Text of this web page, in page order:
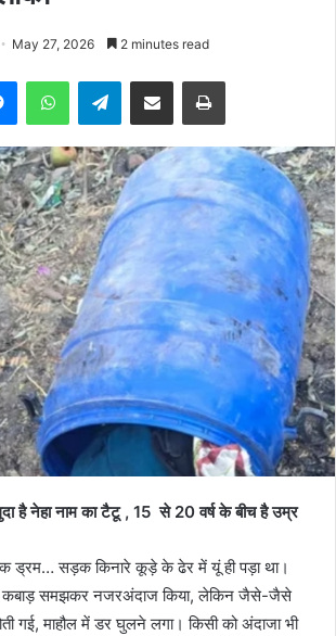
May 27, 2026 2 minutes read
MessengerWhatsAppTelegramShare via Email Print
है नेहा नाम का टैटू , 15 से 20 वर्ष के बीच है उम्र
ड्रम… सड़क किनारे कूड़े के ढेर में यूं ही पड़ा था।
कबाड़ समझकर नजरअंदाज किया, लेकिन जैसे-जैसे
गई, माहौल में डर घुलने लगा। किसी को अंदाजा भी